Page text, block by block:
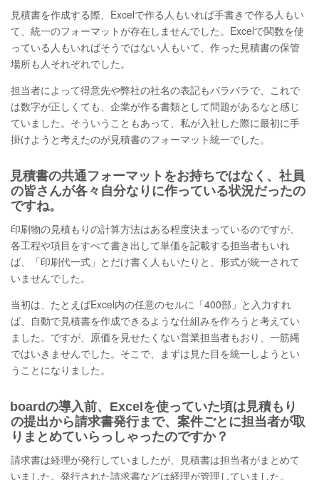
見積書を作成する際、Excelで作る人もいれば手書きで作る人もい
て、統一のフォーマットが存在しませんでした。Excelで関数を使
っている人もいればそうではない人もいて、作った見積書の保管
場所も人それぞれでした。
担当者によって得意先や弊社の社名の表記もバラバラで、これで
は数字が正しくても、企業が作る書類として問題があるなと感じ
ていました。そういうこともあって、私が入社した際に最初に手
掛けようと考えたのが見積書のフォーマット統一でした。
見積書の共通フォーマットをお持ちではなく、社員
の皆さんが各々自分なりに作っている状況だったの
ですね。
印刷物の見積もりの計算方法はある程度決まっているのですが、
各工程や項目をすべて書き出して単価を記載する担当者もいれ
ば、「印刷代一式」とだけ書く人もいたりと、形式が統一されて
いませんでした。
当初は、たとえばExcel内の任意のセルに「400部」と入力すれ
ば、自動で見積書を作成できるような仕組みを作ろうと考えてい
ました。ですが、原価を見せたくない営業担当者もおり、一筋縄
ではいきませんでした。そこで、まずは見た目を統一しようとい
うことになりました。
boardの導入前、Excelを使っていた頃は見積もり
の提出から請求書発行まで、案件ごとに担当者が取
りまとめていらっしゃったのですか？
請求書は経理が発行していましたが、見積書は担当者がまとめて
いました。発行された請求書などは経理が管理していました。